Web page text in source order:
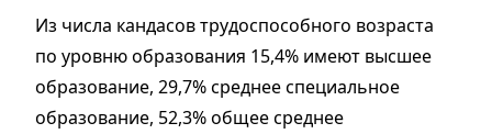
Из числа кандасов трудоспособного возраста
по уровню образования 15,4% имеют высшее
образование, 29,7% среднее специальное
образование, 52,3% общее среднее